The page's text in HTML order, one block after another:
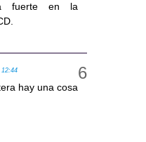
fuerte en la
12:44
hay una cosa